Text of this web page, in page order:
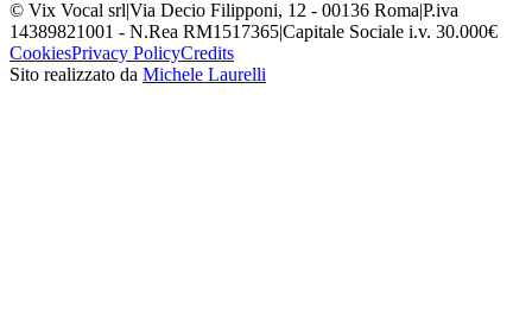
© Vix Vocal srl|Via Decio Filipponi, 12 - 00136 Roma|P.iva
14389821001 - N.Rea RM1517365|Capitale Sociale i.v. 30.000€
CookiesPrivacy PolicyCredits
Sito realizzato da Michele Laurelli